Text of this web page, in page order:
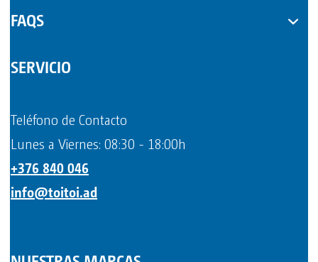
FAQS
SERVICIO
Teléfono de Contacto
Lunes a Viernes: 08:30 - 18:00h
+376 840 046
info@toitoi.ad